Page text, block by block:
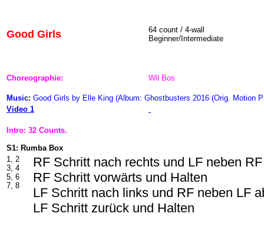
Good Girls
64 count / 4-wall
Beginner/Intermediate
Choreographie: Wil Bos
Music: Good Girls by Elle King (Album: Ghostbusters 2016 (Orig. Motion
Video 1
Intro: 32 Counts.
S1: Rumba Box
1, 2
3, 4
5, 6
7, 8
RF Schritt nach rechts und LF neben
RF Schritt vorwärts und Halten
LF Schritt nach links und RF neben LF
LF Schritt zurück und Halten